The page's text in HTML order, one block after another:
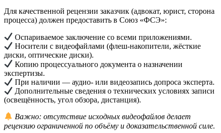
Для качественной рецензии заказчик (адвокат, юрист, сторона
процесса) должен предоставить в Союз «ФСЭ»:
Оспариваемое заключение со всеми приложениями.
Носители с видеофайлами (флеш-накопители, жёсткие
диски, оптические диски).
Копию процессуального документа о назначении
экспертизы.
При наличии — аудио- или видеозапись допроса эксперта.
Дополнительные сведения о технических условиях записи
(освещённость, угол обзора, дистанция).
Важно: отсутствие исходных видеофайлов делает
рецензию ограниченной по объёму и доказательственной силе.